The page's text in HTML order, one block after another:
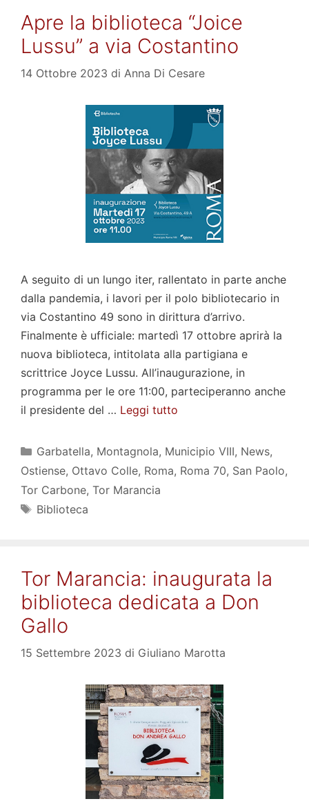
Apre la biblioteca “Joice
Lussu” a via Costantino
14 Ottobre 2023 di Anna Di Cesare
A seguito di un lungo iter, rallentato in parte anche
dalla pandemia, i lavori per il polo bibliotecario in
via Costantino 49 sono in dirittura d’arrivo.
Finalmente è ufficiale: martedì 17 ottobre aprirà la
nuova biblioteca, intitolata alla partigiana e
scrittrice Joyce Lussu. All’inaugurazione, in
programma per le ore 11:00, parteciperanno anche
il presidente del … Leggi tutto
Categorie
Garbatella, Montagnola, Municipio VIII, News,
Ostiense, Ottavo Colle, Roma, Roma 70, San Paolo,
Tor Carbone, Tor Marancia
Tag
Biblioteca
Tor Marancia: inaugurata la
biblioteca dedicata a Don
Gallo
15 Settembre 2023 di Giuliano Marotta